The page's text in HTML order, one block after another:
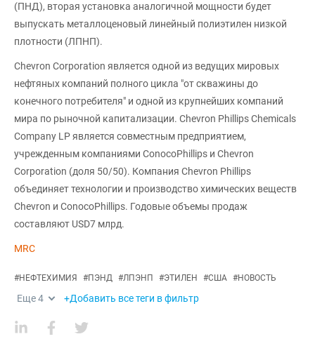
(ПНД), вторая установка аналогичной мощности будет
выпускать металлоценовый линейный полиэтилен низкой
плотности (ЛПНП).
Chevron Corporation является одной из ведущих мировых
нефтяных компаний полного цикла "от скважины до
конечного потребителя" и одной из крупнейших компаний
мира по рыночной капитализации. Сhevron Phillips Chemicals
Company LP является совместным предприятием,
учрежденным компаниями ConocoPhillips и Chevron
Corporation (доля 50/50). Компания Chevron Phillips
объединяет технологии и производство химических веществ
Chevron и ConocoPhillips. Годовые объемы продаж
составляют USD7 млрд.
MRC
#НЕФТЕХИМИЯ #ПЭНД #ЛПЭНП #ЭТИЛЕН #США #НОВОСТЬ
Еще4 +Добавить все теги в фильтр